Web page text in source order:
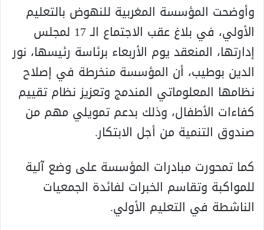
وأوضحت المؤسسة المغربية للنهوض بالتعليم
الأولي، في بلاغ عقب الاجتماع الـ 17 لمجلس
إدارتها، المنعقد يوم الأربعاء برئاسة رئيسها، نور
الدين بوطيب، أن المؤسسة منخرطة في إصلاح
نظامها المعلوماتي المندمج وتعزيز نظام تقييم
كفاءات الأطفال، وذلك بدعم تمويلي مهم من
صندوق التنمية من أجل الابتكار.
كما تمحورت مبادرات المؤسسة على وضع آلية
للمواكبة وتقاسم الخبرات لفائدة الجمعيات
الناشطة في التعليم الأولي.